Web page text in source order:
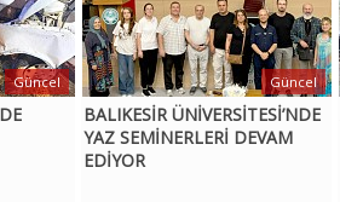
Güncel
BALIKESİR ÜNİVERSİTESİ’NDE
YAZ SEMİNERLERİ DEVAM
EDİYOR
Güncel